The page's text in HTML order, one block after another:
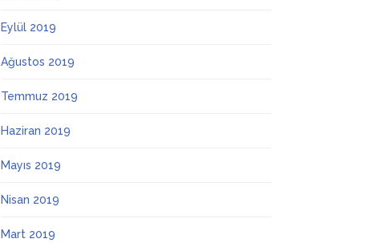
Eylül 2019
Ağustos 2019
Temmuz 2019
Haziran 2019
Mayıs 2019
Nisan 2019
Mart 2019